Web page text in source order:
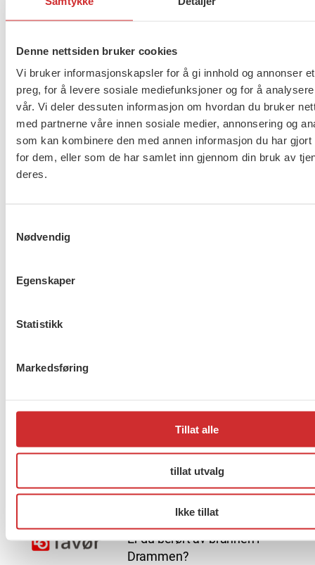
Denne nettsiden bruker cookies
Vi bruker informasjonskapsler for å gi innhold og annonser
preg, for å levere sosiale mediefunksjoner og for å
vår. Vi deler dessuten informasjon om hvordan du bruker
med partnerne våre innen sosiale medier, annonsering og
som kan kombinere den med annen informasjon du har gjort
for dem, eller som de har samlet inn gjennom din bruk av
deres.
Nødvendig
Egenskaper
Statistikk
Markedsføring
Tillat alle
tillat utvalg
Ikke tillat
handlingsrom. Vi vet at mange kommuner har hatt
smittevern. For at lokalpolitikere skal kunne gjøre
gode valg, må de ha økonomisk handlingsrom og
forutsigbarhet. I tillegg må lokalpolitikerne rundt om
i landets kommuner lytte til barnevernsledere,
oppvekstsjefene og ikke minst barna selv om hva
som skal til for å hjelpe de barna og familiene som
trenger det mest.
Mimmi Kvisvik, Forbundsleder i
Sissel Aarak, Generalsekretær i
Flere saker
Taushetsplikt og personvern
Er du berørt av brannen i
Drammen?